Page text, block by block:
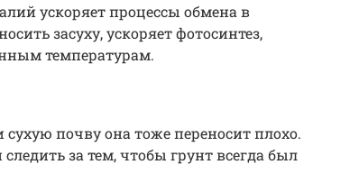
ускоряет процессы обмена в
засуху, ускоряет фотосинтез,
температурам.
почву она тоже переносит плохо.
за тем, чтобы грунт всегда был